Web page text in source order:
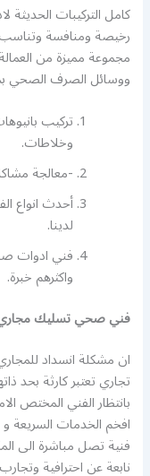
كامل التركيبات
رخيصة ومنافسة وتناسب
مجموعة مميزة من
ووسائل الصرف الصحي
تركيب
وخلاطات.
-معالجة
أحدث انواع
لدينا.
فني ادوات
واكثرهم خبرة.
فني صحي تسليك مجاري
ان مشكلة انسداد
تجاري تعتبر كارثة بحد
بانتظار الفني المختص
افخم الخدمات
فنية تصل مباشرة الى
نابعة عن احترافية